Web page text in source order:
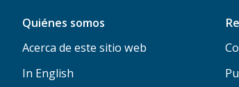
Quiénes somos
Acerca de este sitio web
In English